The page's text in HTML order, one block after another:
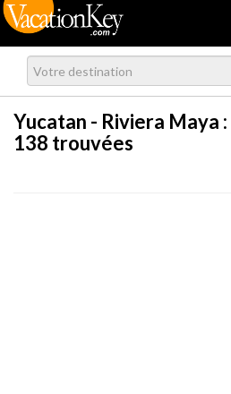
Yucatan - Riviera Maya :
138 trouvées